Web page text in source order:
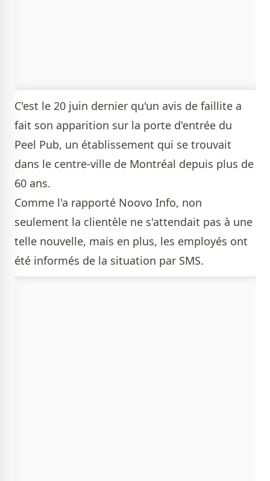
C'est le 20 juin dernier qu'un avis de faillite a
fait son apparition sur la porte d'entrée du
Peel Pub, un établissement qui se trouvait
dans le centre-ville de Montréal depuis plus de
60 ans.
Comme l'a rapporté Noovo Info, non
seulement la clientèle ne s'attendait pas à une
telle nouvelle, mais en plus, les employés ont
été informés de la situation par SMS.